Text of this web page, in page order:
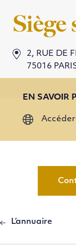
Siège
2, RUE DE
75016
EN SAVOIR
L’annuaire